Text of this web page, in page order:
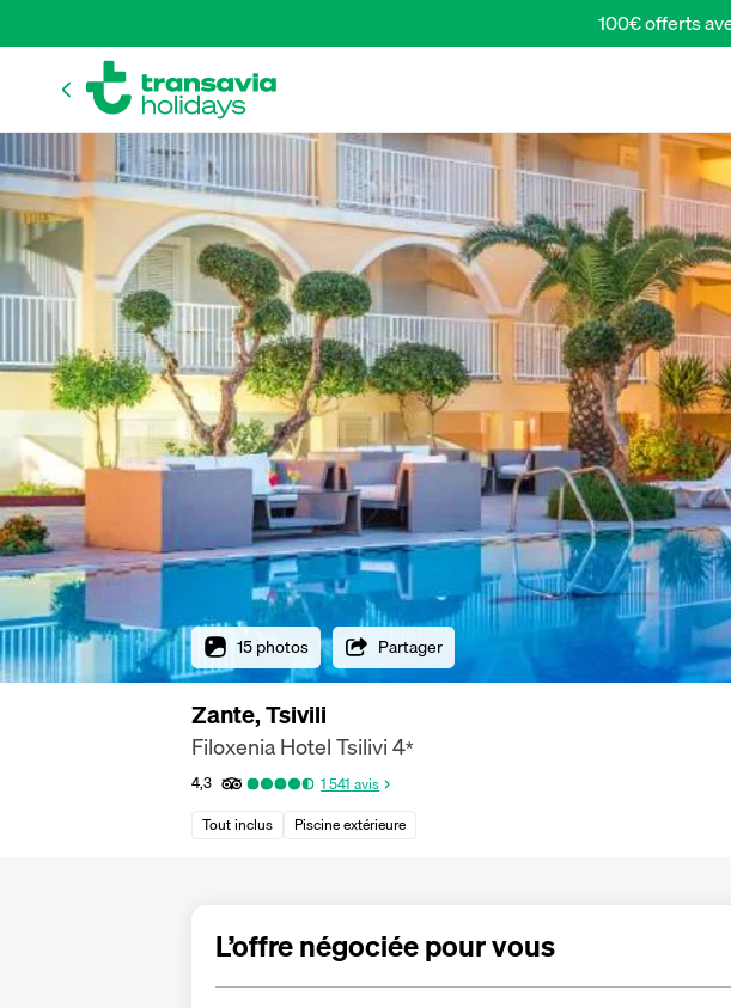
100€ offerts
15 photos Partager
Zante, Tsivili
Filoxenia Hotel Tsilivi4*
4,3 1 541 avis
Tout inclus
Piscine extérieure
L’offre négociée pour vous